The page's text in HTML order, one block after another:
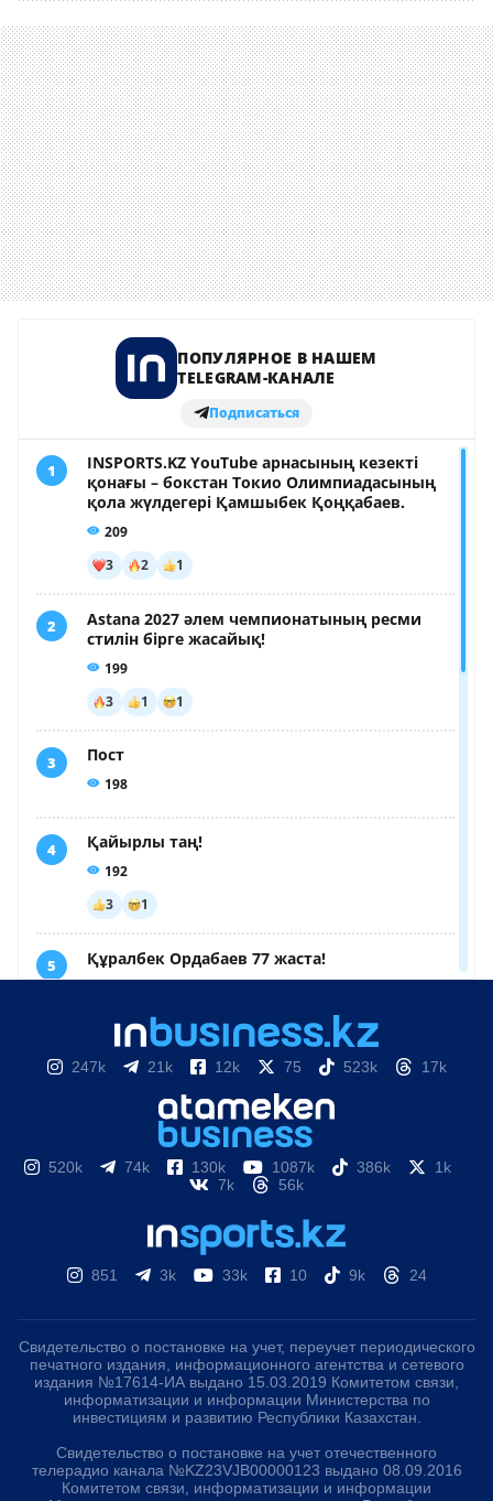
247k 21k 12k 75 523k 17k
520k 74k 130k 1087k 386k
1k
7k
56k
851 3k 33k 10 9k 24
Свидетельство о постановке на учет, переучет периодического
печатного издания, информационного агентства и сетевого
издания №17614-ИА выдано 15.03.2019 Комитетом связи,
информатизации и информации Министерства по
инвестициям и развитию Республики Казахстан.
Свидетельство о постановке на учет отечественного
телерадио канала №KZ23VJB00000123 выдано 08.09.2016
Комитетом связи, информатизации и информации